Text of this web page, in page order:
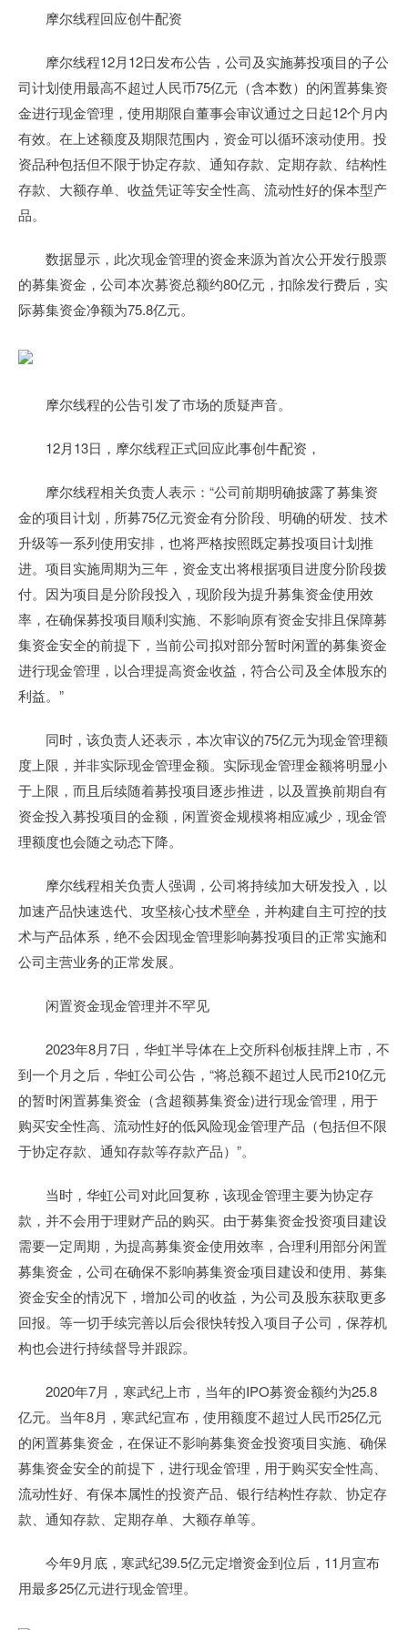
摩尔线程回应创牛配资
摩尔线程12月12日发布公告，公司及实施募投项目的子公
司计划使用最高不超过人民币75亿元（含本数）的闲置募集资
金进行现金管理，使用期限自董事会审议通过之日起12个月内
有效。在上述额度及期限范围内，资金可以循环滚动使用。投
资品种包括但不限于协定存款、通知存款、定期存款、结构性
存款、大额存单、收益凭证等安全性高、流动性好的保本型产
品。
数据显示，此次现金管理的资金来源为首次公开发行股票
的募集资金，公司本次募资总额约80亿元，扣除发行费后，实
际募集资金净额为75.8亿元。
摩尔线程的公告引发了市场的质疑声音。
12月13日，摩尔线程正式回应此事创牛配资，
摩尔线程相关负责人表示：“公司前期明确披露了募集资
金的项目计划，所募75亿元资金有分阶段、明确的研发、技术
升级等一系列使用安排，也将严格按照既定募投项目计划推
进。项目实施周期为三年，资金支出将根据项目进度分阶段拨
付。因为项目是分阶段投入，现阶段为提升募集资金使用效
率，在确保募投项目顺利实施、不影响原有资金安排且保障募
集资金安全的前提下，当前公司拟对部分暂时闲置的募集资金
进行现金管理，以合理提高资金收益，符合公司及全体股东的
利益。”
同时，该负责人还表示，本次审议的75亿元为现金管理额
度上限，并非实际现金管理金额。实际现金管理金额将明显小
于上限，而且后续随着募投项目逐步推进，以及置换前期自有
资金投入募投项目的金额，闲置资金规模将相应减少，现金管
理额度也会随之动态下降。
摩尔线程相关负责人强调，公司将持续加大研发投入，以
加速产品快速迭代、攻坚核心技术壁垒，并构建自主可控的技
术与产品体系，绝不会因现金管理影响募投项目的正常实施和
公司主营业务的正常发展。
闲置资金现金管理并不罕见
2023年8月7日，华虹半导体在上交所科创板挂牌上市，不
到一个月之后，华虹公司公告，“将总额不超过人民币210亿元
的暂时闲置募集资金（含超额募集资金)进行现金管理，用于
购买安全性高、流动性好的低风险现金管理产品（包括但不限
于协定存款、通知存款等存款产品）”。
当时，华虹公司对此回复称，该现金管理主要为协定存
款，并不会用于理财产品的购买。由于募集资金投资项目建设
需要一定周期，为提高募集资金使用效率，合理利用部分闲置
募集资金，公司在确保不影响募集资金项目建设和使用、募集
资金安全的情况下，增加公司的收益，为公司及股东获取更多
回报。等一切手续完善以后会很快转投入项目子公司，保荐机
构也会进行持续督导并跟踪。
2020年7月，寒武纪上市，当年的IPO募资金额约为25.8
亿元。当年8月，寒武纪宣布，使用额度不超过人民币25亿元
的闲置募集资金，在保证不影响募集资金投资项目实施、确保
募集资金安全的前提下，进行现金管理，用于购买安全性高、
流动性好、有保本属性的投资产品、银行结构性存款、协定存
款、通知存款、定期存单、大额存单等。
今年9月底，寒武纪39.5亿元定增资金到位后，11月宣布
用最多25亿元进行现金管理。